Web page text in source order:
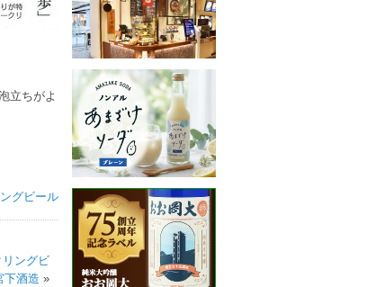
立ちがよ
グビール
ングビ
下酒造 »